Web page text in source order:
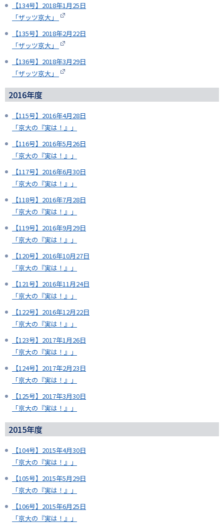
【134号】2018年1月25日
「ザッツ京大」
【135号】2018年2月22日
「ザッツ京大」
【136号】2018年3月29日
「ザッツ京大」
2016年度
【115号】2016年4月28日
「京大の『実は！』」
【116号】2016年5月26日
「京大の『実は！』」
【117号】2016年6月30日
「京大の『実は！』」
【118号】2016年7月28日
「京大の『実は！』」
【119号】2016年9月29日
「京大の『実は！』」
【120号】2016年10月27日
「京大の『実は！』」
【121号】2016年11月24日
「京大の『実は！』」
【122号】2016年12月22日
「京大の『実は！』」
【123号】2017年1月26日
「京大の『実は！』」
【124号】2017年2月23日
「京大の『実は！』」
【125号】2017年3月30日
「京大の『実は！』」
2015年度
【104号】2015年4月30日
「京大の『実は！』」
【105号】2015年5月29日
「京大の『実は！』」
【106号】2015年6月25日
「京大の『実は！』」